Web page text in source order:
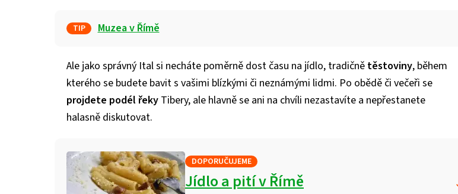
TIP Muzea v Římě
Ale jako správný Ital si necháte poměrně dost času na jídlo, tradičně těstoviny, během
kterého se budete bavit s vašimi blízkými či neznámými lidmi. Po obědě či večeři se
projdete podél řeky Tibery, ale hlavně se ani na chvíli nezastavíte a nepřestanete
halasně diskutovat.
DOPORUČUJEME
Jídlo a pití v Římě